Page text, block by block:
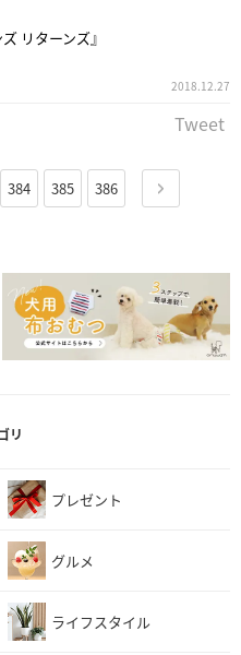
リターンズ』
2018.12.27
Tweet
384 385 386
リ
プレゼント
グルメ
ライフスタイル